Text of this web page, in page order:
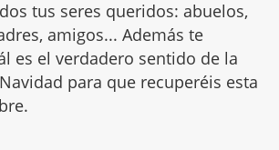
tus seres queridos: abuelos,
amigos... Además te
es el verdadero sentido de la
para que recuperéis esta